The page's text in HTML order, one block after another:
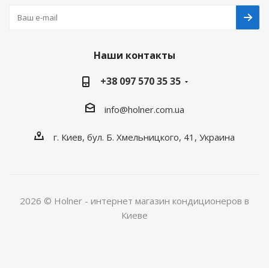
Наши контакты
+38 097 570 35 35
info@holner.com.ua
г. Киев, бул. Б. Хмельницкого, 41, Украина
2026 © Holner - интернет магазин кондиционеров в
Киеве